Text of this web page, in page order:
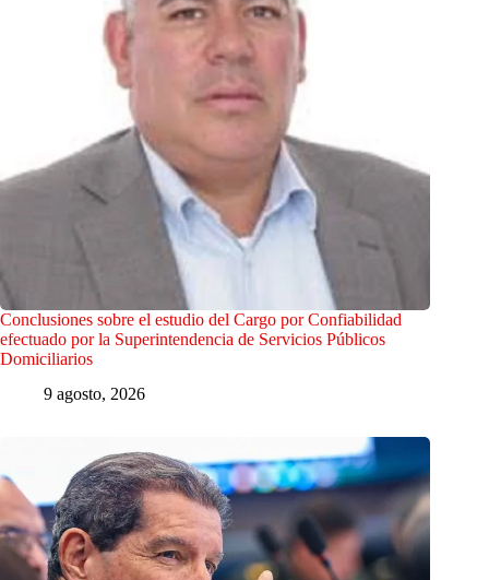
Conclusiones sobre el estudio del Cargo por Confiabilidad
efectuado por la Superintendencia de Servicios Públicos
Domiciliarios
9 agosto, 2026